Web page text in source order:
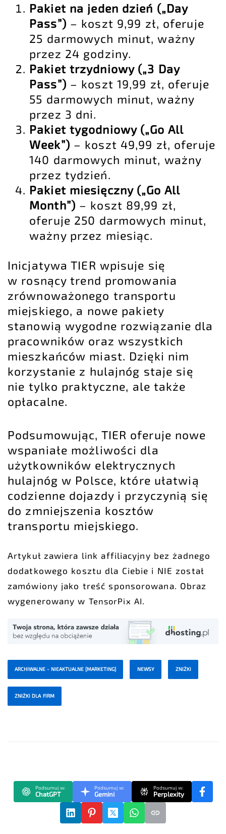
Pakiet na jeden dzień („Day
Pass”) – koszt 9,99 zł, oferuje
25 darmowych minut, ważny
przez 24 godziny.
Pakiet trzydniowy („3 Day
Pass”) – koszt 19,99 zł, oferuje
55 darmowych minut, ważny
przez 3 dni.
Pakiet tygodniowy („Go All
Week”) – koszt 49,99 zł, oferuje
140 darmowych minut, ważny
przez tydzień.
Pakiet miesięczny („Go All
Month”) – koszt 89,99 zł,
oferuje 250 darmowych minut,
ważny przez miesiąc.
Inicjatywa TIER wpisuje się
w rosnący trend promowania
zrównoważonego transportu
miejskiego, a nowe pakiety
stanowią wygodne rozwiązanie dla
pracowników oraz wszystkich
mieszkańców miast. Dzięki nim
korzystanie z hulajnóg staje się
nie tylko praktyczne, ale także
opłacalne.
Podsumowując, TIER oferuje nowe
wspaniałe możliwości dla
użytkowników elektrycznych
hulajnóg w Polsce, które ułatwią
codzienne dojazdy i przyczynią się
do zmniejszenia kosztów
transportu miejskiego.
Artykuł zawiera link affiliacyjny bez żadnego
dodatkowego kosztu dla Ciebie i NIE został
zamówiony jako treść sponsorowana. Obraz
wygenerowany w TensorPix AI
ARCHIWALNE - NIEAKTUALNE [MARKETING] NEWSY ZNIŻKI
ZNIŻKI DLA FIRM
Podsumuj w:
ChatGPT
Podsumuj w:
Gemini
Podsumuj w:
Perplexity